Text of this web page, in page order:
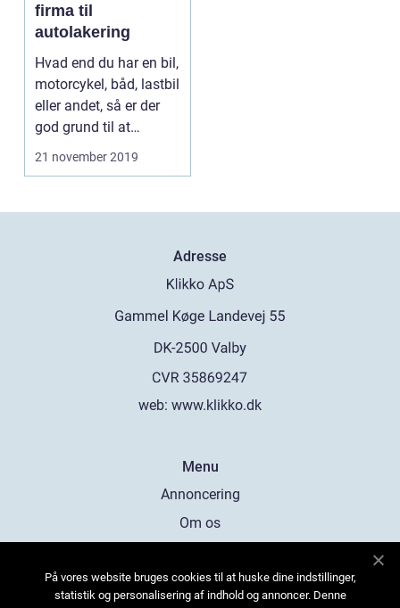
firma til
autolakering
Hvad end du har en bil,
motorcykel, båd, lastbil
eller andet, så er der
god grund til at
kontakte et...
21 november 2019
Adresse
web: www.klikko.dk
Menu
Annoncering
Om os
Kontakt os
På vores website bruges cookies til at huske dine indstillinger,
statistik og personalisering af indhold og annoncer. Denne